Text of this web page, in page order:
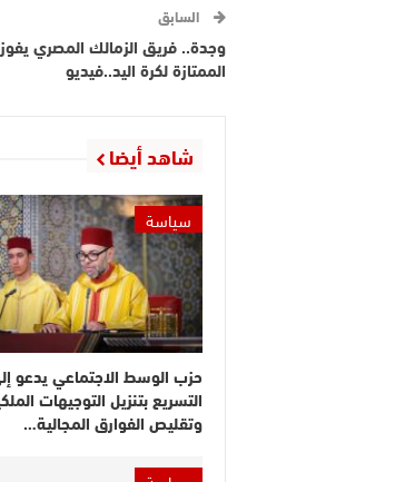
السابق
وجدة.. فريق الزمالك المصري يفوز
الممتازة لكرة اليد..فيديو
شاهد أيضا
سياسة
حزب الوسط الاجتماعي يدعو
التسريع بتنزيل التوجيهات
وتقليص الفوارق المجالية…